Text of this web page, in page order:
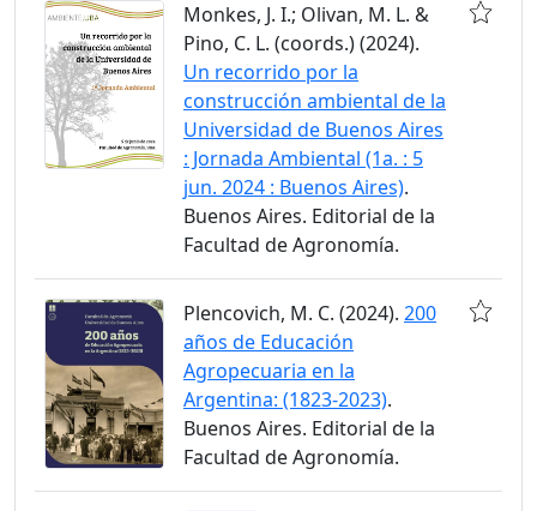
Monkes, J. I.; Olivan, M. L. &
Pino, C. L. (coords.) (2024).
Un recorrido por la
construcción ambiental de la
Universidad de Buenos Aires
: Jornada Ambiental (1a. : 5
jun. 2024 : Buenos Aires).
Buenos Aires. Editorial de la
Facultad de Agronomía.
Plencovich, M. C. (2024). 200
años de Educación
Agropecuaria en la
Argentina: (1823-2023).
Buenos Aires. Editorial de la
Facultad de Agronomía.